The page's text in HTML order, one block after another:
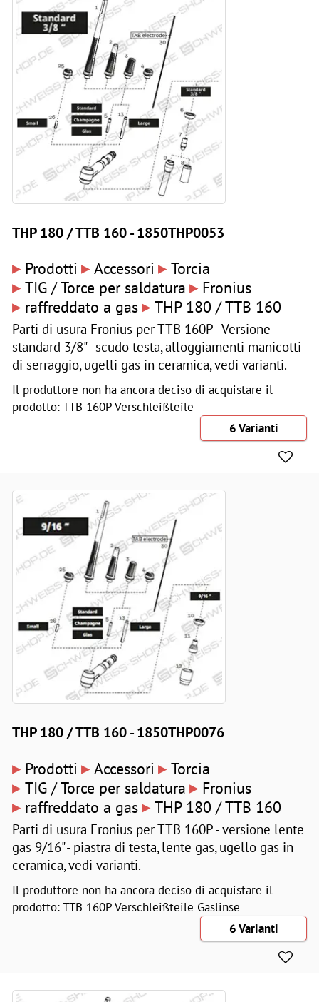
THP 180 / TTB 160 - 1850THP0053
▸ Prodotti ▸ Accessori ▸ Torcia
▸ TIG / Torce per saldatura ▸ Fronius
▸ raffreddato a gas▸ THP 180 / TTB 160
Parti di usura Fronius per TTB 160P - Versione
standard 3/8" - scudo testa, alloggiamenti manicotti
di serraggio, ugelli gas in ceramica, vedi varianti.
Il produttore non ha ancora deciso di acquistare il
prodotto: TTB 160P Verschleißteile
6 Varianti
THP 180 / TTB 160 - 1850THP0076
▸ Prodotti ▸ Accessori ▸ Torcia
▸ TIG / Torce per saldatura ▸ Fronius
▸ raffreddato a gas▸ THP 180 / TTB 160
Parti di usura Fronius per TTB 160P - versione lente
gas 9/16" - piastra di testa, lente gas, ugello gas in
ceramica, vedi varianti.
Il produttore non ha ancora deciso di acquistare il
prodotto: TTB 160P Verschleißteile Gaslinse
6 Varianti